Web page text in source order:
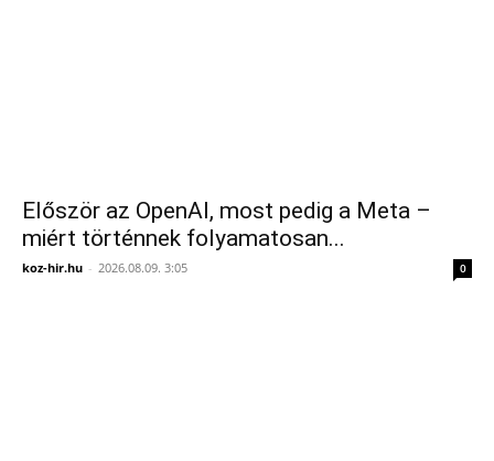
Először az OpenAI, most pedig a Meta –
miért történnek folyamatosan...
koz-hir.hu - 2026.08.09. 3:05 0